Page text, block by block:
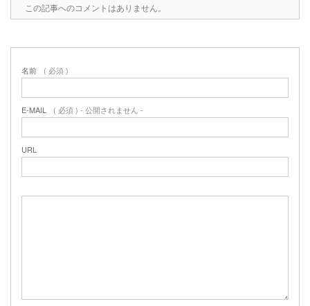
この記事へのコメントはありません。
名前 ( 必須 )
E-MAIL ( 必須 ) - 公開されません -
URL